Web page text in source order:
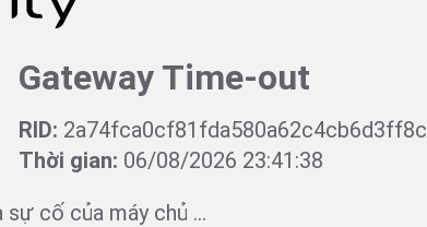
Gateway Time-out
RID: 2a74fca0cf81fda580a62c4cb6d3ff8c
Thời gian: 06/08/2026 23:41:38
cố của máy chủ ...